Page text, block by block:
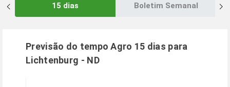
15 dias Boletim Semanal
Previsão do tempo Agro 15 dias para
Lichtenburg - ND